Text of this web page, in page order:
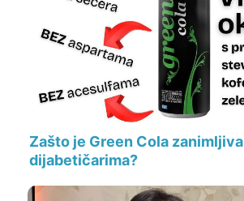
Zašto je Green Cola zanimljiva
dijabetičarima?